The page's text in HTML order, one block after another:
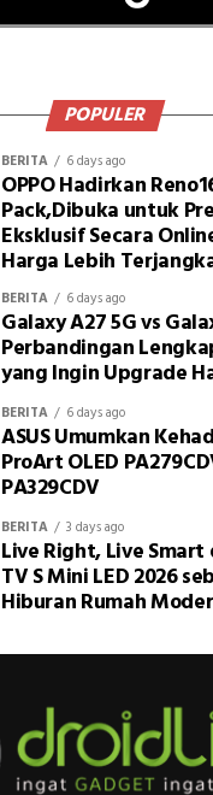
POPULER
BERITA 6 days ago
OPPO Hadirkan
Pack,Dibuka untuk
Eksklusif Secara
Harga Lebih
BERITA 6 days ago
Galaxy A27 5G vs
Perbandingan
yang Ingin Upgrade
BERITA 6 days ago
ASUS Umumkan
ProArt OLED
PA329CDV
BERITA 3 days ago
Live Right, Live
TV S Mini LED 2026
Hiburan Rumah